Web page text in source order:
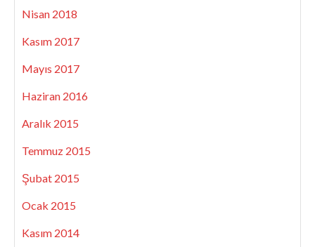
Nisan 2018
Kasım 2017
Mayıs 2017
Haziran 2016
Aralık 2015
Temmuz 2015
Şubat 2015
Ocak 2015
Kasım 2014